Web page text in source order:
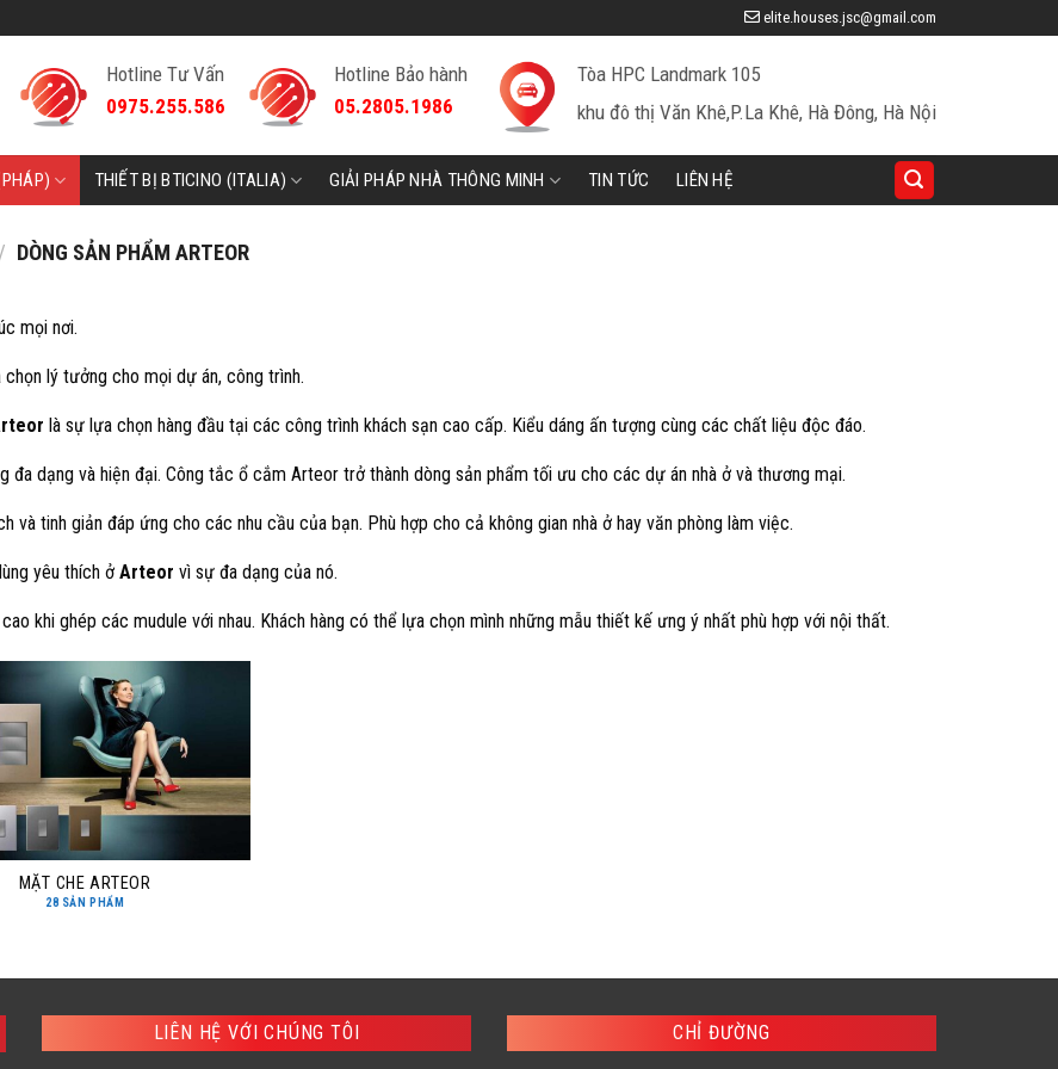
elite.houses.jsc@gmail.com
Hotline Tư Vấn
0975.255.586
Hotline Bảo hành
05.2805.1986
Tòa HPC Landmark 105
khu đô thị Văn Khê,P.La Khê, Hà Đông, Hà Nội
THIẾT BỊ BTICINO (ITALIA) GIẢI PHÁP NHÀ THÔNG MINH TIN TỨC LIÊN HỆ
/ DÒNG SẢN PHẨM ARTEOR
mọi nơi.
lý tưởng cho mọi dự án, công trình.
là sự lựa chọn hàng đầu tại các công trình khách sạn cao cấp. Kiểu dáng ấn tượng cùng các chất liệu độc đáo.
dạng và hiện đại. Công tắc ổ cắm Arteor trở thành dòng sản phẩm tối ưu cho các dự án nhà ở và thương mại.
và tinh giản đáp ứng cho các nhu cầu của bạn. Phù hợp cho cả không gian nhà ở hay văn phòng làm việc.
yêu thích ở Arteor vì sự đa dạng của nó.
khi ghép các mudule với nhau. Khách hàng có thể lựa chọn mình những mẫu thiết kế ưng ý nhất phù hợp với nội thất.
MẶT CHE ARTEOR
28 SẢN PHẨM
LIÊN HỆ VỚI CHÚNG TÔI CHỈ ĐƯỜNG